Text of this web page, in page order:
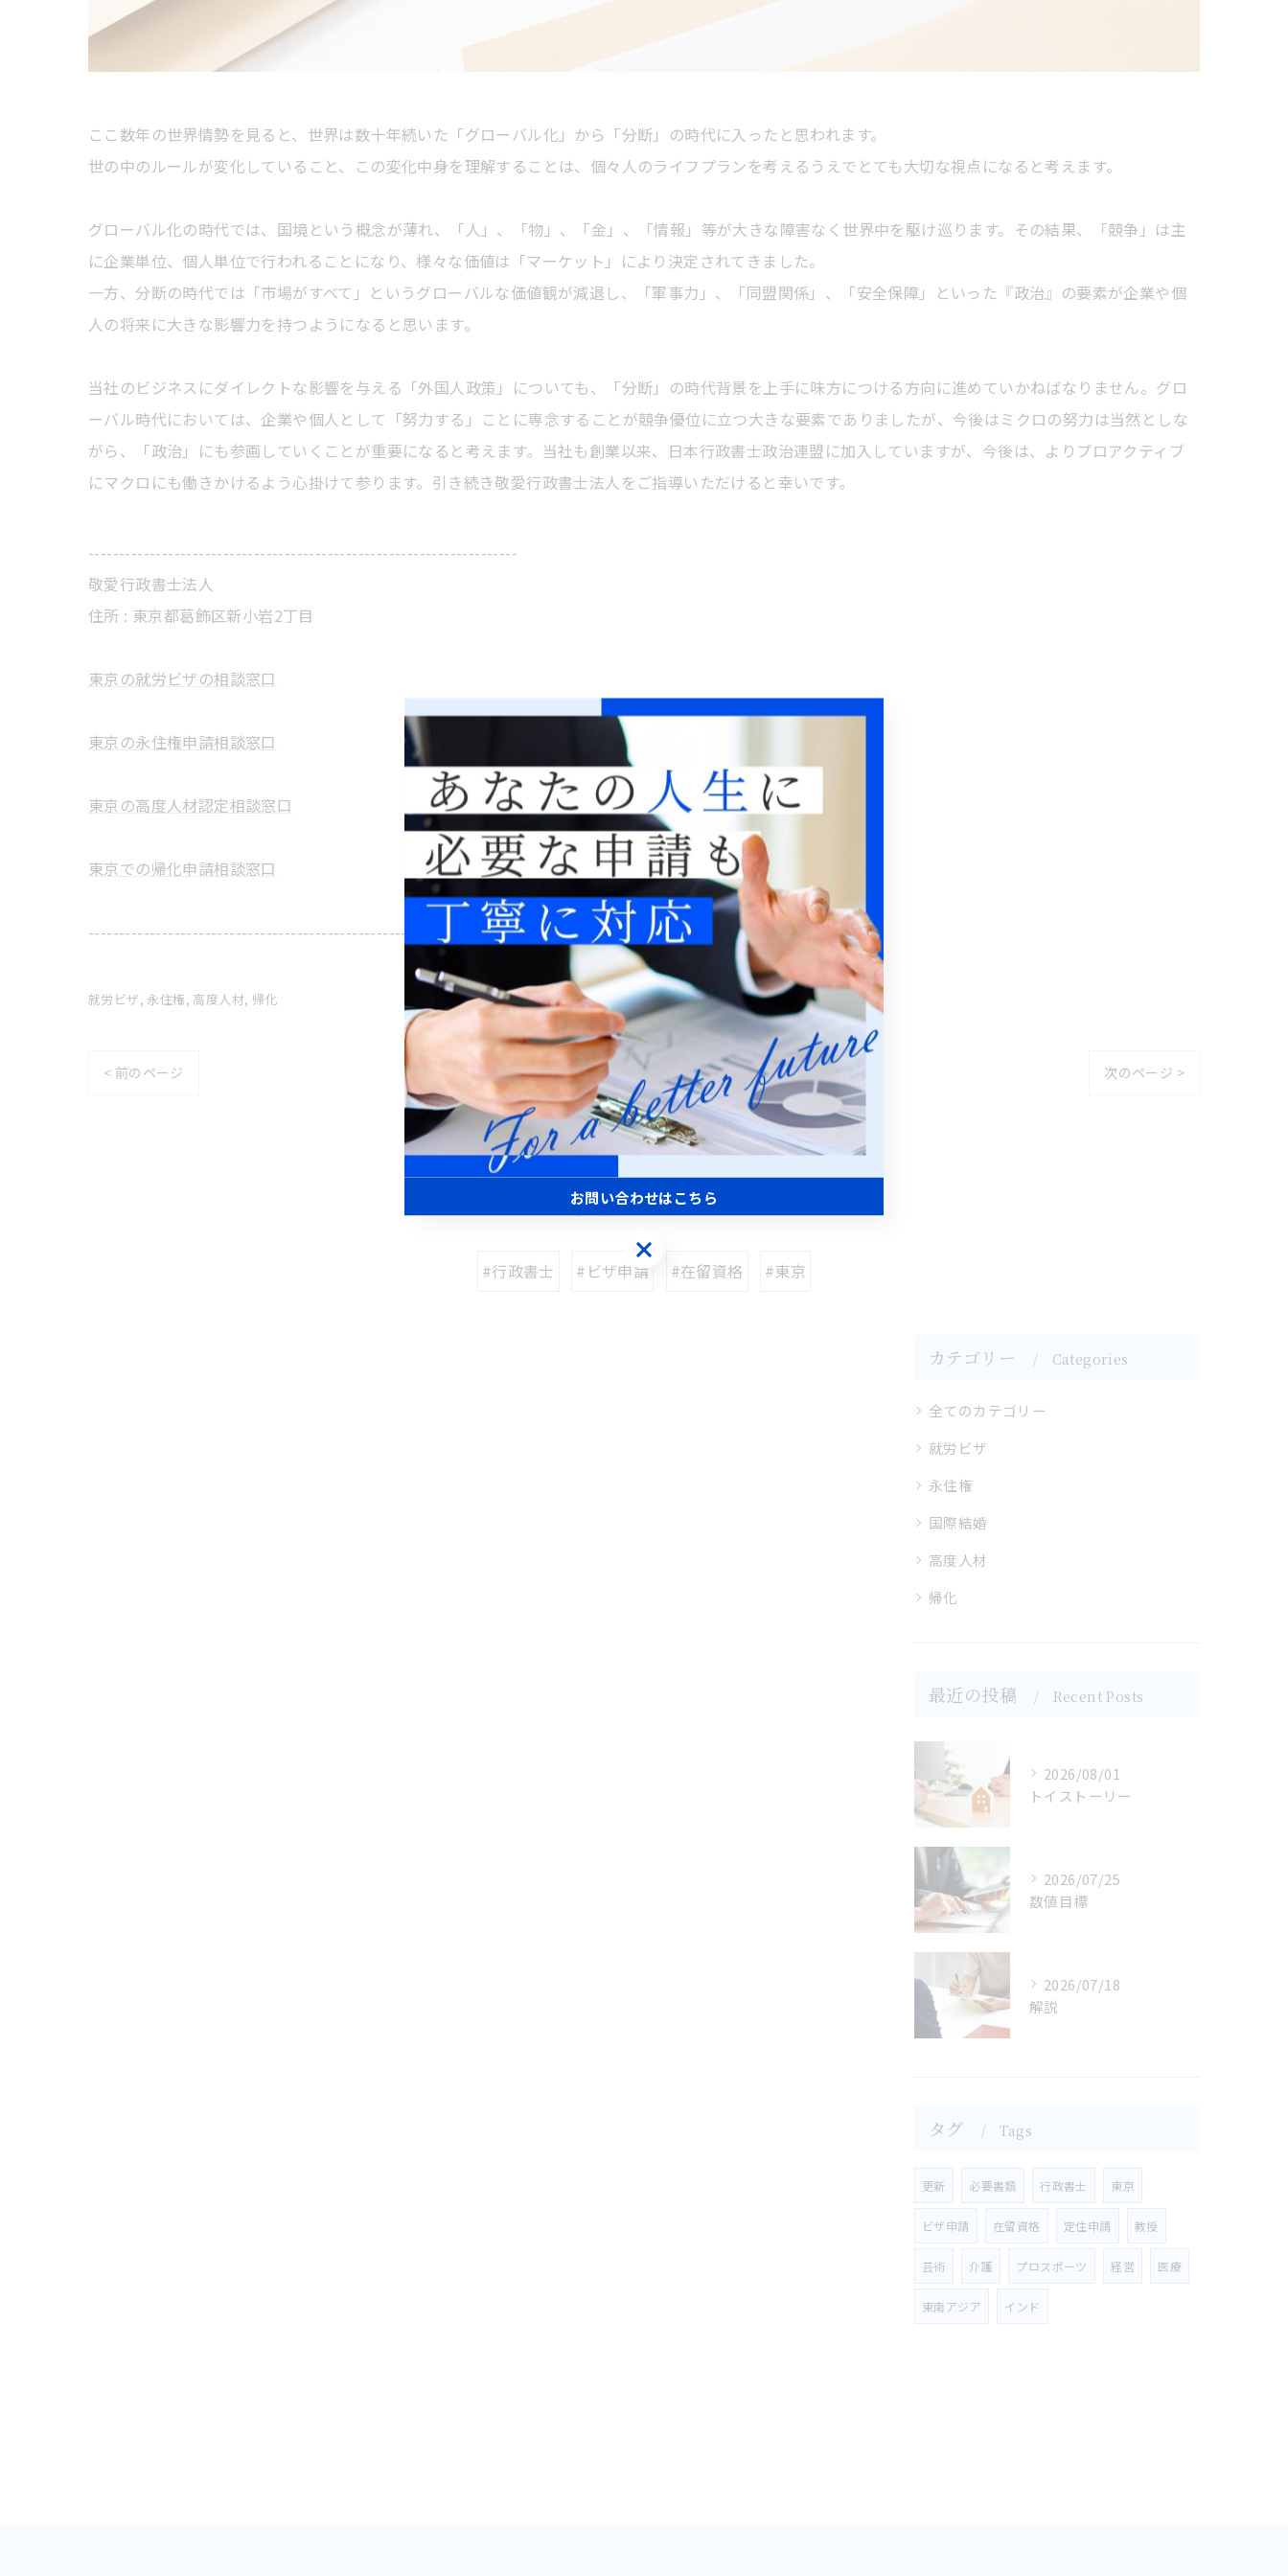
ここ数年の世界情勢を見ると、世界は数十年続いた「グローバル化」から「分断」の時代に入ったと思われます。
世の中のルールが変化していること、この変化中身を理解することは、個々人のライフプランを考えるうえでとても大切な視点になると考えます。
グローバル化の時代では、国境という概念が薄れ、「人」、「物」、「金」、「情報」等が大きな障害なく世界中を駆け巡ります。その結果、「競争」は主
に企業単位、個人単位で行われることになり、様々な価値は「マーケット」により決定されてきました。
一方、分断の時代では「市場がすべて」というグローバルな価値観が減退し、「軍事力」、「同盟関係」、「安全保障」といった『政治』の要素が企業や個
人の将来に大きな影響力を持つようになると思います。
当社のビジネスにダイレクトな影響を与える「外国人政策」についても、「分断」の時代背景を上手に味方につける方向に進めていかねばなりません。グロ
ーバル時代においては、企業や個人として「努力する」ことに専念することが競争優位に立つ大きな要素でありましたが、今後はミクロの努力は当然としな
がら、「政治」にも参画していくことが重要になると考えます。当社も創業以来、日本行政書士政治連盟に加入していますが、今後は、よりプロアクティブ
にマクロにも働きかけるよう心掛けて参ります。引き続き敬愛行政書士法人をご指導いただけると幸いです。
----------------------------------------------------------------------
敬愛行政書士法人
住所 : 東京都葛飾区新小岩2丁目
東京の就労ビザの相談窓口
東京の永住権申請相談窓口
東京の高度人材認定相談窓口
東京での帰化申請相談窓口
----------------------------------------------------------------------
就労ビザ 永住権 高度人材 帰化
< 前のページ 一覧に戻る 次のページ >
関連タグ
#行政書士 #ビザ申請 #在留資格 #東京
カテゴリー Categories
全てのカテゴリー
就労ビザ
永住権
国際結婚
高度人材
帰化
最近の投稿 Recent Posts
2026/08/01
トイストーリー
2026/07/25
数値目標
2026/07/18
解説
タグ Tags
更新 必要書類 行政書士 東京
ビザ申請 在留資格 定住申請 教授
芸術 介護 プロスポーツ 経営 医療
東南アジア インド
お問い合わせはこちら
お問い合わせはこちら